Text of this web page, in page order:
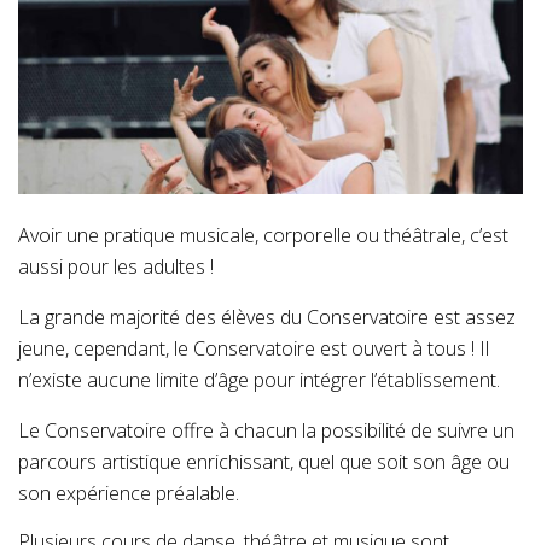
Avoir une pratique musicale, corporelle ou théâtrale, c’est
aussi pour les adultes !
La grande majorité des élèves du Conservatoire est assez
jeune, cependant, le Conservatoire est ouvert à tous ! Il
n’existe aucune limite d’âge pour intégrer l’établissement.
Le Conservatoire offre à chacun la possibilité de suivre un
parcours artistique enrichissant, quel que soit son âge ou
son expérience préalable.